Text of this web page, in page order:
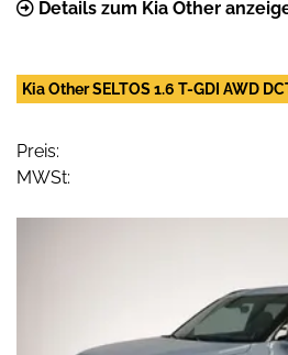
Details zum Kia Other
Kia Other SELTOS 1.6 T-GDI AWD
Preis:
MWSt: